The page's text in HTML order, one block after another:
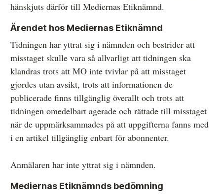
hänskjuts därför till Mediernas Etiknämnd.
Ärendet hos Mediernas Etiknämnd
Tidningen har yttrat sig i nämnden och bestrider att
misstaget skulle vara så allvarligt att tidningen ska
klandras trots att MO inte tvivlar på att misstaget
gjordes utan avsikt, trots att informationen de
publicerade finns tillgänglig överallt och trots att
tidningen omedelbart agerade och rättade till misstaget
när de uppmärksammades på att uppgifterna fanns med
i en artikel tillgänglig enbart för abonnenter.
Anmälaren har inte yttrat sig i nämnden.
Mediernas Etiknämnds bedömning